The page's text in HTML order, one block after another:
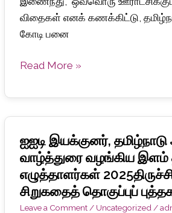
விதைகள் எனக் கணக்கிட்டு,
கோடி பனை
Read More »
ஐஐடி இயக்குனர்,
வாழ்த்துரை வழங்கிய
எழுத்தாளர்கள்
சிறுகதைத் தொகுப்புப்
Leave a Comment / Uncategorized /
ஐஐடி
இயக்குனர்,
தமிழ்நாடு
அரசு
செயலர்